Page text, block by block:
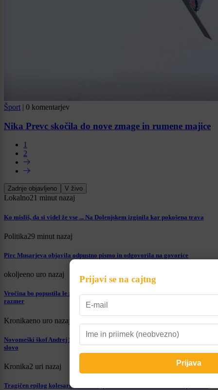
Šport | 0 komentarjev
Nika Prevc skočila do nove zmage in rumene majice
1
2
Zadnje objavljeno V živo
Lokalno21 minut nazaj
Ko misliš, da si videl že vse ... Na Dolenjskem izginila kar pokošena trava
Politika29 minut nazaj
Pirc Musarjeva objavila odpustno pismo in odgovorila na govorice
okoljeeno uro nazaj
Vročina bo popustila le za kratek čas, Slovenijo čaka še vsaj deset dni sušnih
razmer
Kronikaeno uro nazaj
Novomeški škof Andrej Saje in sobratje duhovniki priljubljenemu Tonetu v
slovo
Kronika2 uri nazaj
Tragičen epilog kolesarske nesreče, poškodbe so bile za 78-letnika prehude
Prijavi se na cajtng